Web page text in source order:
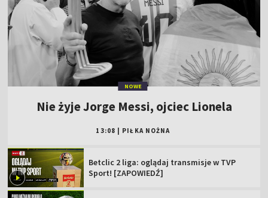
NOWE
Nie żyje Jorge Messi, ojciec Lionela
13:08 PIŁKA NOŻNA
Betclic 2 liga: oglądaj transmisje w TVP
Sport! [ZAPOWIEDŹ]